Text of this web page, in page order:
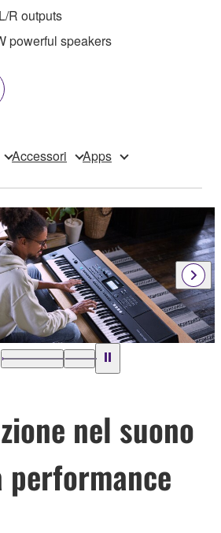
R outputs
powerful speakers
Accessori Apps
nel suono
performance